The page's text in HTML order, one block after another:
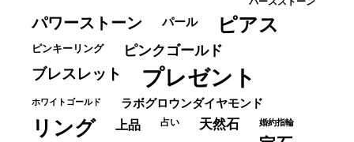
パワーストーン パール ピアス
ピンキーリング ピンクゴールド
ブレスレット プレゼント
ホワイトゴールド ラボグロウンダイヤモンド
リング 上品 占い 天然石 婚約指輪